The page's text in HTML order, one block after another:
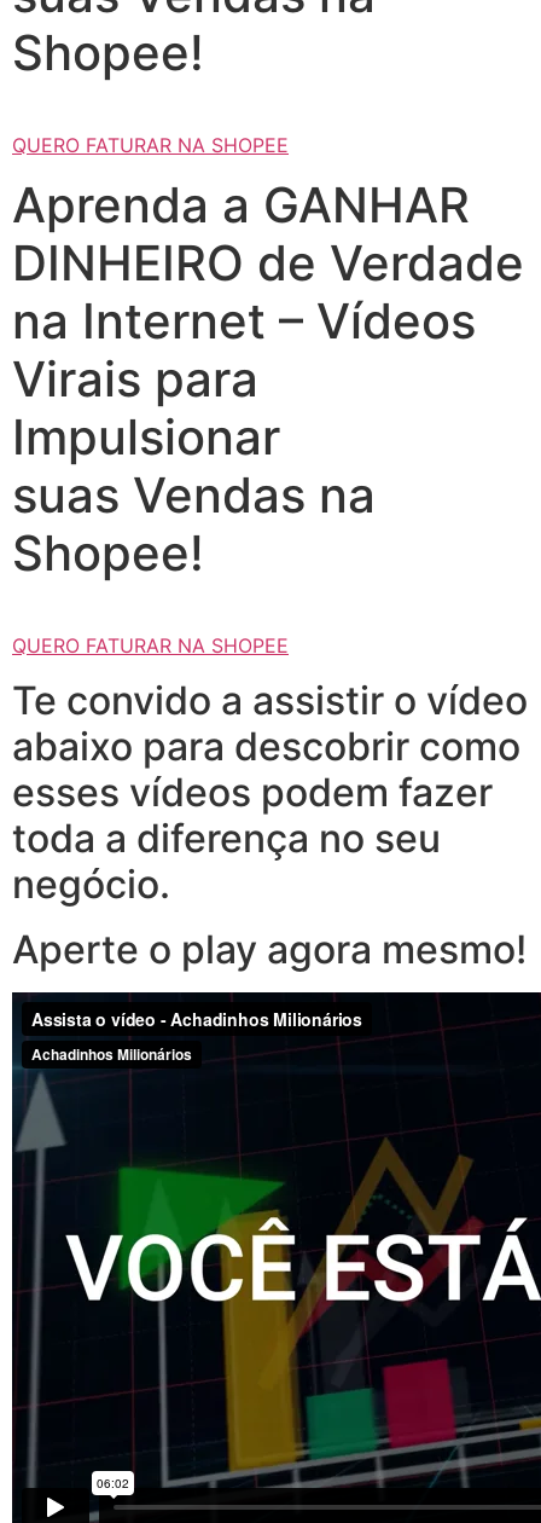
Shopee!
QUERO FATURAR NA SHOPEE
Aprenda a GANHAR
DINHEIRO de Verdade
na Internet – Vídeos
Virais para
Impulsionar
suas Vendas na
Shopee!
QUERO FATURAR NA SHOPEE
Te convido a assistir o vídeo
abaixo para descobrir como
esses vídeos podem fazer
toda a diferença no seu
negócio.
Aperte o play agora mesmo!